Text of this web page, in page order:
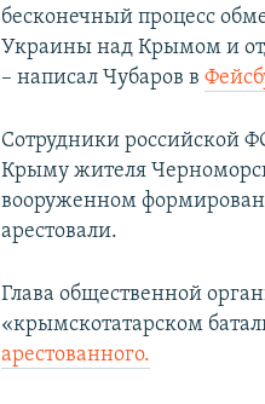
бесконечный процесс
Украины над Крымом и
– написал Чубаров в
Сотрудники российской
Крыму жителя
вооруженном
арестовали.
Глава общественной
«крымскотатарском
арестованного.